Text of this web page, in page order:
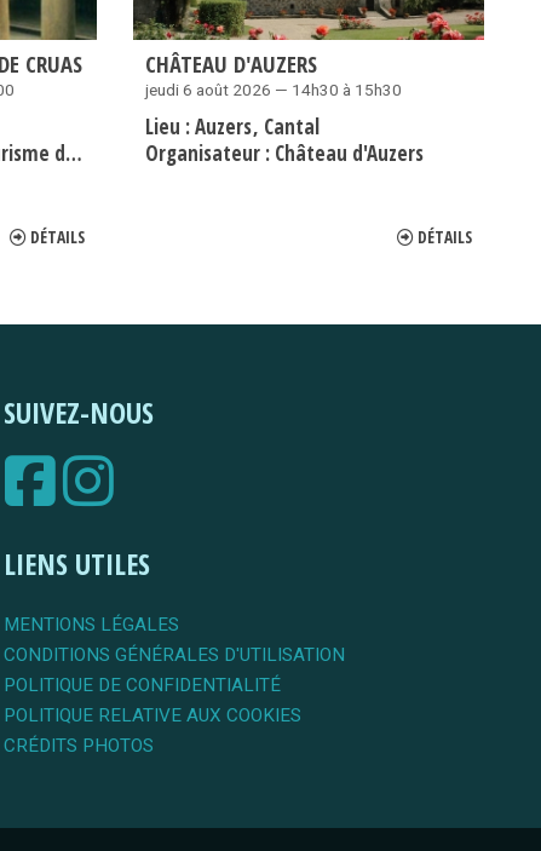
CRUAS
de Cruas
DÉTAILS
CHÂTEAU D'AUZERS
jeudi 6 août 2026 — 14h30 à 15h30
Lieu :Auzers Cantal
Organisateur : Château d'Auzers
DÉTAILS
SUIVEZ-NOUS
LIENS UTILES
MENTIONS LÉGALES
CONDITIONS GÉNÉRALES D'UTILISATION
POLITIQUE DE CONFIDENTIALITÉ
POLITIQUE RELATIVE AUX COOKIES
CRÉDITS PHOTOS